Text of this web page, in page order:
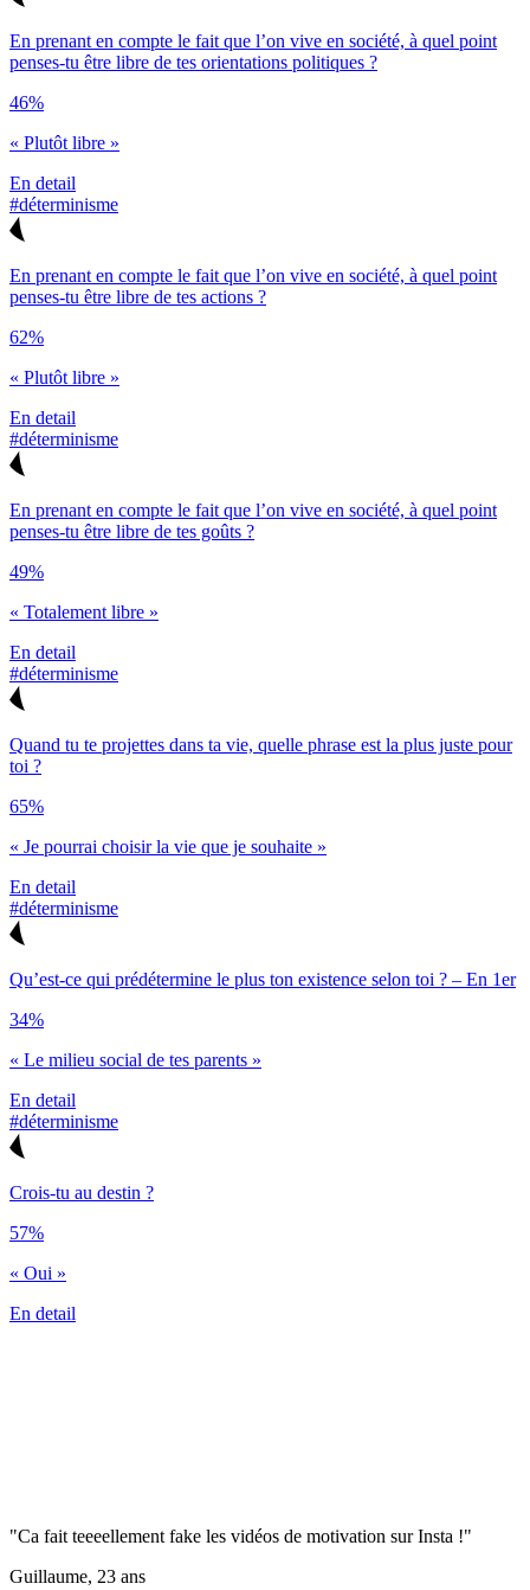
En prenant en compte le fait que l’on vive en société, à quel point
penses-tu être libre de tes orientations politiques ?
46%
« Plutôt libre »
En detail
#déterminisme
En prenant en compte le fait que l’on vive en société, à quel point
penses-tu être libre de tes actions ?
62%
« Plutôt libre »
En detail
#déterminisme
En prenant en compte le fait que l’on vive en société, à quel point
penses-tu être libre de tes goûts ?
49%
« Totalement libre »
En detail
#déterminisme
Quand tu te projettes dans ta vie, quelle phrase est la plus juste pour
toi ?
65%
« Je pourrai choisir la vie que je souhaite »
En detail
#déterminisme
Qu’est-ce qui prédétermine le plus ton existence selon toi ? – En 1er
34%
« Le milieu social de tes parents »
En detail
#déterminisme
Crois-tu au destin ?
57%
« Oui »
En detail
"Ca fait teeeellement fake les vidéos de motivation sur Insta !"
Guillaume, 23 ans